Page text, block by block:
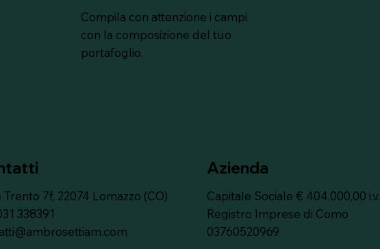
Compila con attenzione i campi
con la composizione del tuo
portafoglio.
Trento 7f, 22074 Lomazzo (CO)
338391
Azienda
Capitale Sociale € 404.000,00 i.v.
Registro Imprese di Como
03760520969